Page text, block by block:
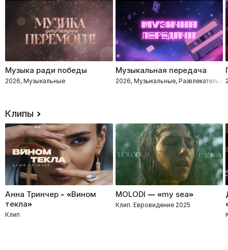
Музыка ради победы
2026, Музыкальные
Музыкальная передача
2026, Музыкальные,
Клипы
Анна Тринчер – «Вином
текла»
Клип
MOLODI — «my sea»
Клип. Евровидение 2025